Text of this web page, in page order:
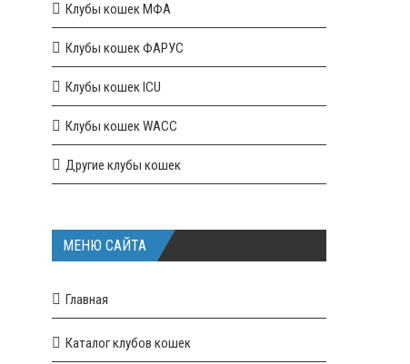
Клубы кошек МФА
Клубы кошек ФАРУС
Клубы кошек ICU
Клубы кошек WACC
Другие клубы кошек
МЕНЮ САЙТА
Главная
Каталог клубов кошек